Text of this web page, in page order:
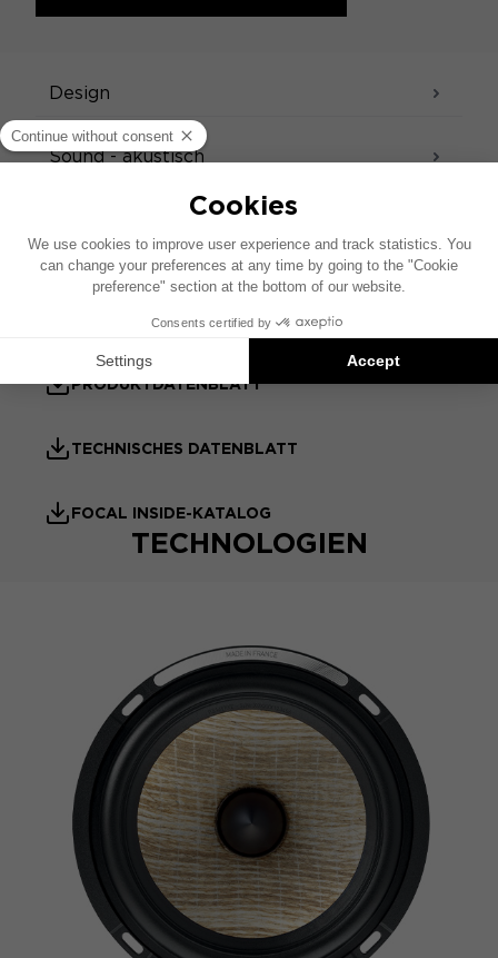
Design
Sound - akustisch
BENUTZERHANDBUCH
PRODUKTDATENBLATT
TECHNISCHES DATENBLATT
FOCAL INSIDE-KATALOG
TECHNOLOGIEN